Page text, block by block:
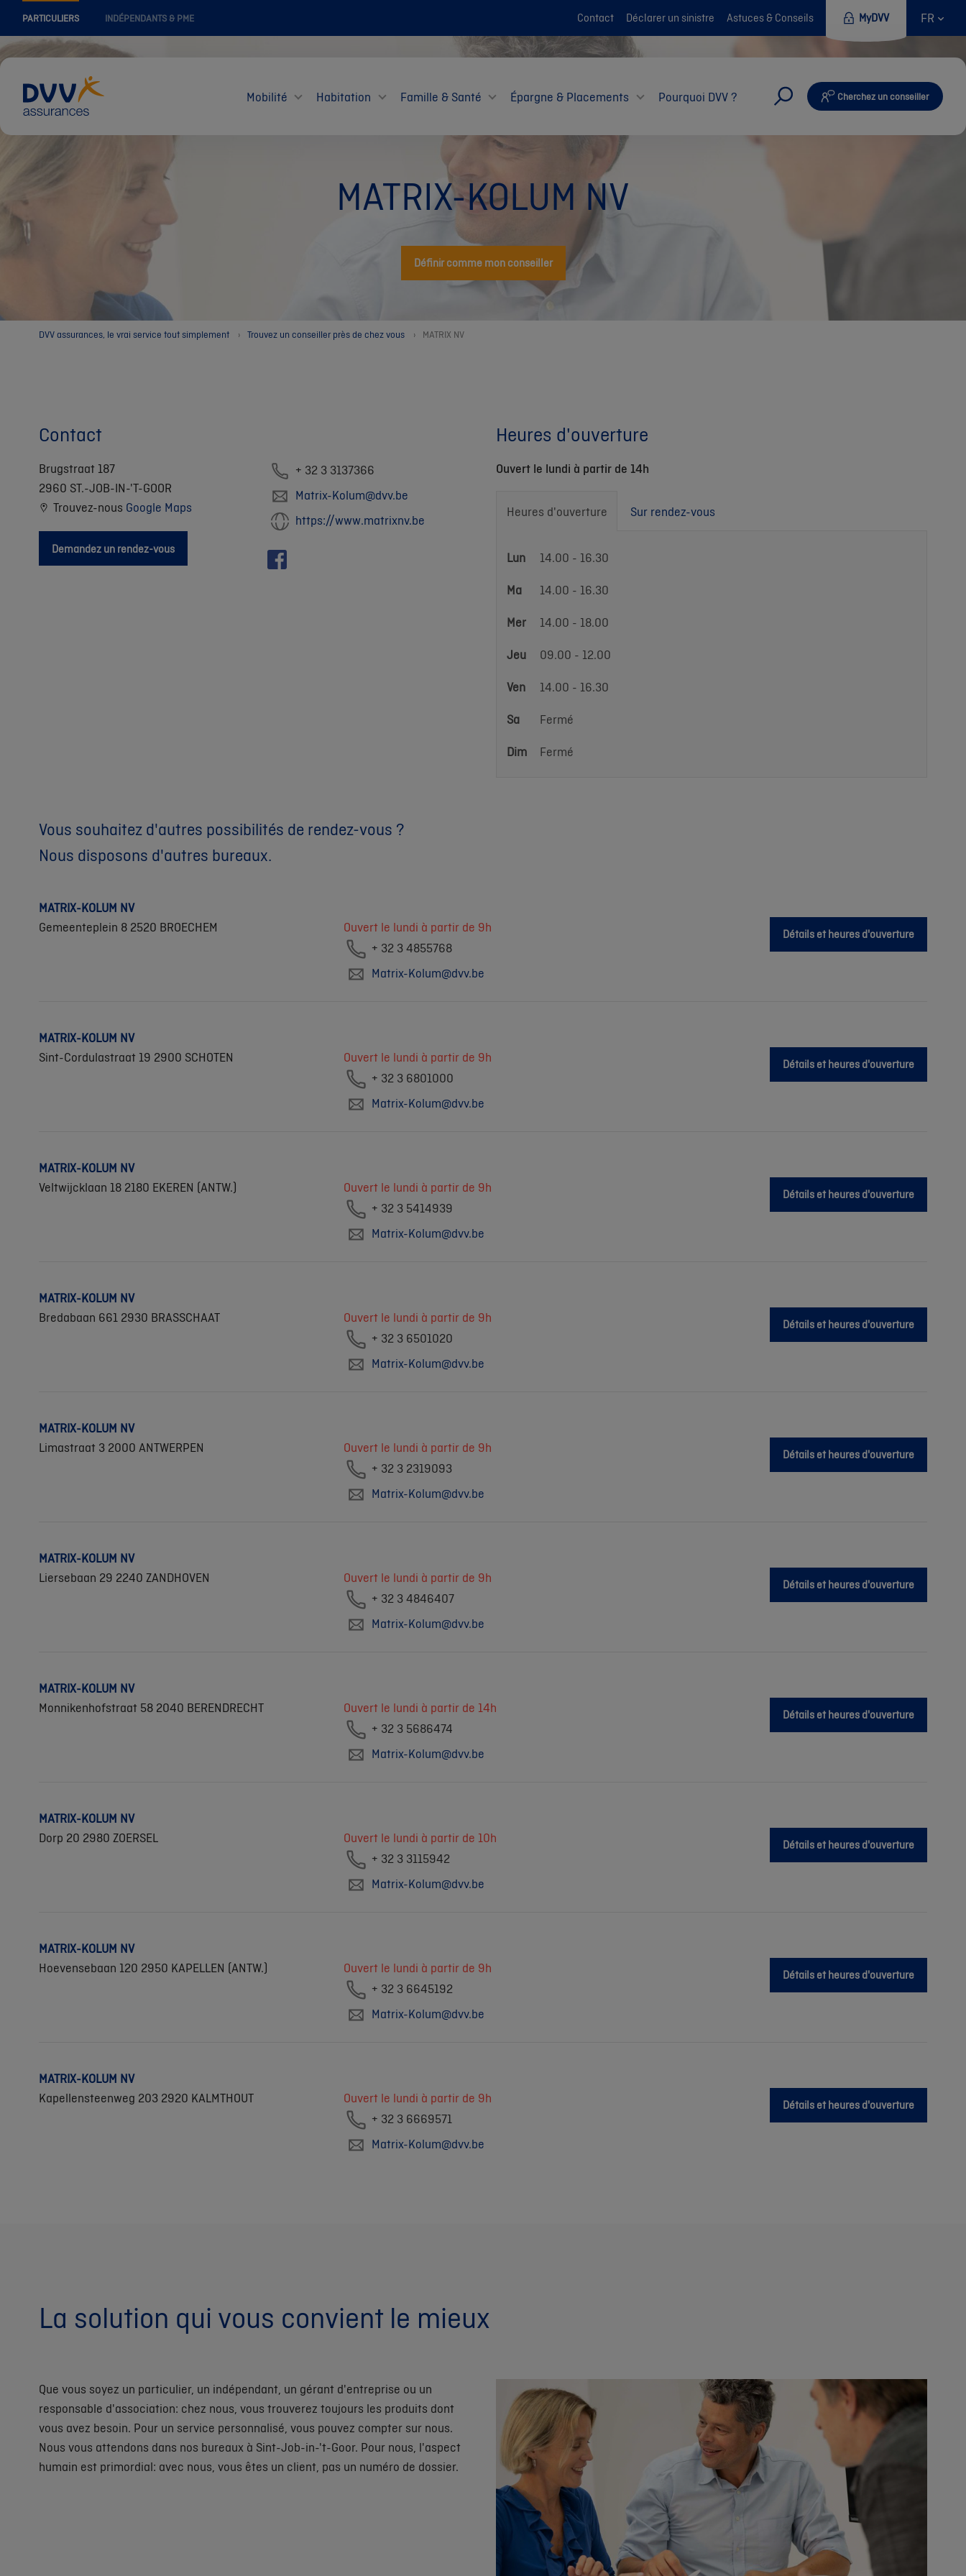
PARTICULIERS INDÉPENDANTS & PME Contact Déclarer un sinistre Astuces & Conseils MyDVV FR
Mobilité Habitation Famille & Santé Épargne & Placements Pourquoi DVV ? Cherchez un conseiller
MATRIX-KOLUM NV
Définir comme mon conseiller
DVV assurances, le vrai service tout simplement Trouvez un conseiller près de chez vous MATRIX NV
Contact
Brugstraat 187
2960 ST.-JOB-IN-'T-GOOR
Trouvez-nous Google Maps
Demandez un rendez-vous
+ 32 3 3137366
Matrix-Kolum@dvv.be
https://www.matrixnv.be
Heures d'ouverture
Ouvert le lundi à partir de 14h
Heures d'ouverture Sur rendez-vous
Heures
Lun
14.00 - 16.30
Ma
14.00 - 16.30
Mer
14.00 - 18.00
Jeu
09.00 - 12.00
Ven
14.00 - 16.30
Sa
Fermé
Dim
Fermé
Vous souhaitez d'autres possibilités de rendez-vous ?
Nous disposons d'autres bureaux.
MATRIX-KOLUM NV
Gemeenteplein 8 2520 BROECHEM
Ouvert le lundi à partir de 9h
+ 32 3 4855768
Matrix-Kolum@dvv.be
Détails et heures d'ouverture
MATRIX-KOLUM NV
Sint-Cordulastraat 19 2900 SCHOTEN
Ouvert le lundi à partir de 9h
+ 32 3 6801000
Matrix-Kolum@dvv.be
Détails et heures d'ouverture
MATRIX-KOLUM NV
Veltwijcklaan 18 2180 EKEREN (ANTW.)
Ouvert le lundi à partir de 9h
+ 32 3 5414939
Matrix-Kolum@dvv.be
Détails et heures d'ouverture
MATRIX-KOLUM NV
Bredabaan 661 2930 BRASSCHAAT
Ouvert le lundi à partir de 9h
+ 32 3 6501020
Matrix-Kolum@dvv.be
Détails et heures d'ouverture
MATRIX-KOLUM NV
Limastraat 3 2000 ANTWERPEN
Ouvert le lundi à partir de 9h
+ 32 3 2319093
Matrix-Kolum@dvv.be
Détails et heures d'ouverture
MATRIX-KOLUM NV
Liersebaan 29 2240 ZANDHOVEN
Ouvert le lundi à partir de 9h
+ 32 3 4846407
Matrix-Kolum@dvv.be
Détails et heures d'ouverture
MATRIX-KOLUM NV
Monnikenhofstraat 58 2040 BERENDRECHT
Ouvert le lundi à partir de 14h
+ 32 3 5686474
Matrix-Kolum@dvv.be
Détails et heures d'ouverture
MATRIX-KOLUM NV
Dorp 20 2980 ZOERSEL
Ouvert le lundi à partir de 10h
+ 32 3 3115942
Matrix-Kolum@dvv.be
Détails et heures d'ouverture
MATRIX-KOLUM NV
Hoevensebaan 120 2950 KAPELLEN (ANTW.)
Ouvert le lundi à partir de 9h
+ 32 3 6645192
Matrix-Kolum@dvv.be
Détails et heures d'ouverture
MATRIX-KOLUM NV
Kapellensteenweg 203 2920 KALMTHOUT
Ouvert le lundi à partir de 9h
+ 32 3 6669571
Matrix-Kolum@dvv.be
Détails et heures d'ouverture
La solution qui vous convient le mieux
Que vous soyez un particulier, un indépendant, un gérant d'entreprise ou un
responsable d'association: chez nous, vous trouverez toujours les produits dont
vous avez besoin. Pour un service personnalisé, vous pouvez compter sur nous.
Nous vous attendons dans nos bureaux à Sint-Job-in-'t-Goor. Pour nous, l'aspect
humain est primordial: avec nous, vous êtes un client, pas un numéro de dossier.